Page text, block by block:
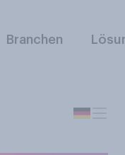
Branchen